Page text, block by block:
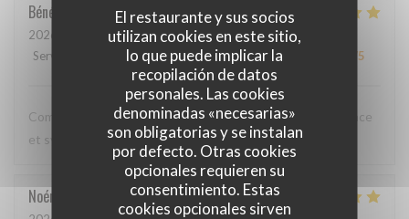
El restaurante y sus socios
utilizan cookies en este sitio,
lo que puede implicar la
recopilación de datos
personales. Las cookies
denominadas «necesarias»
son obligatorias y se instalan
por defecto. Otras cookies
opcionales requieren su
consentimiento. Estas
cookies opcionales sirven
Bénédicte
2026-05-12
- 20:00 - Invitados 3
Servicio
Ambiente: 5/5 Menú:5/5 Calidad / Precio /5
Comme toujours, cuisine excellente, service discret, efficace
et sympathique. Merci beaucoup !
Noémie